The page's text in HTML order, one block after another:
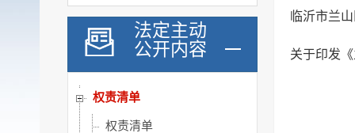
法定主动
公开内容
履职依据
机构职能
权责清单
权责清单
临沂市兰
关于印发